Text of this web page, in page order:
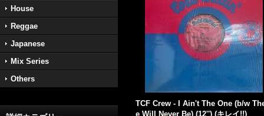
House
Reggae
Japanese
Mix Series
Others
TCF Crew - I Ain't The One (b/w
e Will Never Be) (12'') (キレイ!!)